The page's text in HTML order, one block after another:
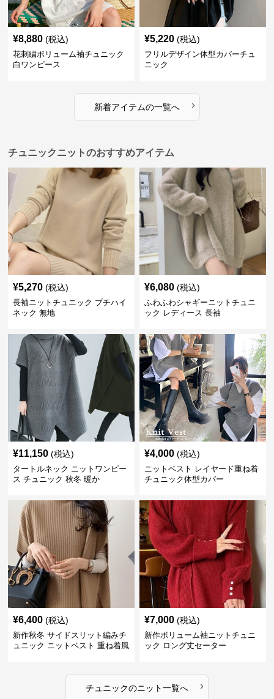
¥8,880 (税込)
花刺繍ボリューム袖チュニック
白ワンピース
¥5,220 (税込)
フリルデザイン体型カバーチュ
ニック
新着アイテムの一覧へ ›
チュニックニットのおすすめアイテム
¥5,270 (税込)
長袖ニットチュニック プチハイ
ネック 無地
¥6,080 (税込)
ふわふわシャギーニットチュニ
ック レディース 長袖
¥11,150 (税込)
タートルネック ニットワンピー
ス チュニック 秋冬 暖か
¥4,000 (税込)
ニットベスト レイヤード重ね着
チュニック体型カバー
¥6,400 (税込)
新作秋冬 サイドスリット編みチ
ュニック ニットベスト 重ね着風
¥7,000 (税込)
新作ボリューム袖ニットチュニ
ック ロング丈セーター
チュニックのニット一覧へ ›